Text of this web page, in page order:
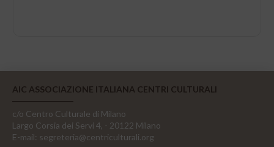
AIC ASSOCIAZIONE ITALIANA CENTRI CULTURALI
c/o Centro Culturale di Milano
Largo Corsia dei Servi 4, - 20122 Milano
E-mail: segreteria@centriculturali.org